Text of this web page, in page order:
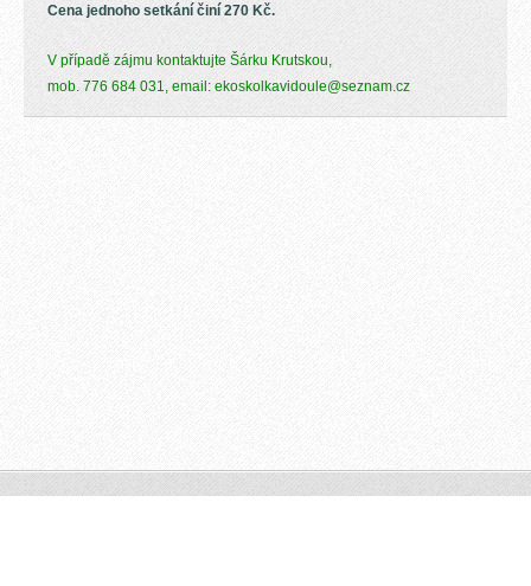
Cena jednoho setkání činí 270 Kč.
V případě zájmu kontaktujte Šárku Krutskou,
mob. 776 684 031, email: ekoskolkavidoule@seznam.cz